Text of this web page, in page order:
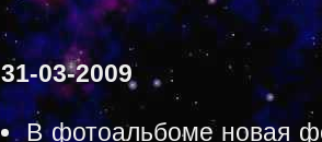
31-03-2009
В фотоальбоме новая